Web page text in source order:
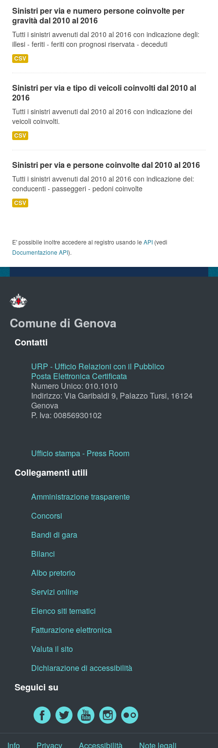
Sinistri per via e numero persone coinvolte per
gravità dal 2010 al 2016
Tutti i sinistri avvenuti dal 2010 al 2016 con indicazione degli:
illesi - feriti - feriti con prognosi riservata - deceduti
CSV
Sinistri per via e tipo di veicoli coinvolti dal 2010 al
2016
Tutti i sinistri avvenuti dal 2010 al 2016 con indicazione dei
veicoli coinvolti.
CSV
Sinistri per via e persone coinvolte dal 2010 al 2016
Tutti i sinistri avvenuti dal 2010 al 2016 con indicazione dei:
conducenti - passeggeri - pedoni coinvolte
CSV
E' possibile inoltre accedere al registro usando le API (vedi
Documentazione API).
Comune di Genova
Contatti
URP - Ufficio Relazioni con il Pubblico
Posta Elettronica Certificata
Numero Unico: 010.1010
Indirizzo: Via Garibaldi 9, Palazzo Tursi, 16124
Genova
P. Iva: 00856930102
Ufficio stampa - Press Room
Collegamenti utili
Amministrazione trasparente
Concorsi
Bandi di gara
Bilanci
Albo pretorio
Servizi online
Elenco siti tematici
Fatturazione elettronica
Valuta il sito
Dichiarazione di accessibilità
Seguici su
Info Privacy Accessibilità Note legali